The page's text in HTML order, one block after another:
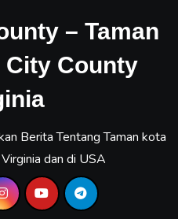
– Taman
City County
Berita Tentang Taman kota
dan di USA